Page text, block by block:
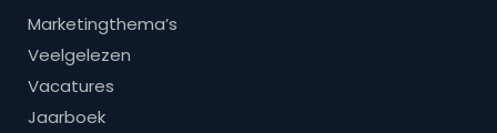
Marketingthema’s
Veelgelezen
Vacatures
Jaarboek